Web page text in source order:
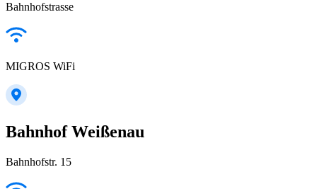
Bahnhofstrasse
MIGROS WiFi
Bahnhof Weißenau
Bahnhofstr. 15